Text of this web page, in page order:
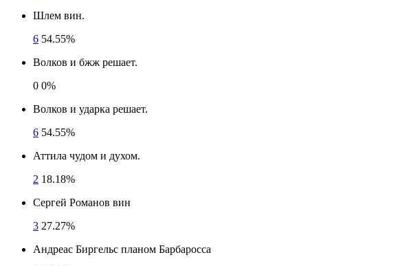
Шлем вин.
6 54.55%
Волков и бжж решает.
0 0%
Волков и ударка решает.
6 54.55%
Аттила чудом и духом.
2 18.18%
Сергей Романов вин
3 27.27%
Андреас Биргельс планом Барбаросса